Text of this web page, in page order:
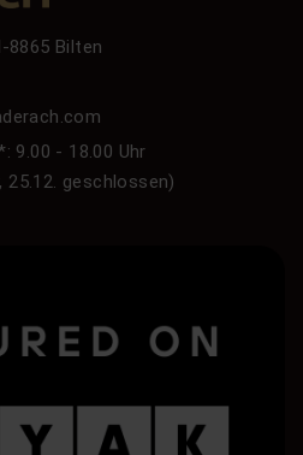
8865 Bilten
9.00 - 18.00 Uhr
25.12. geschlossen)